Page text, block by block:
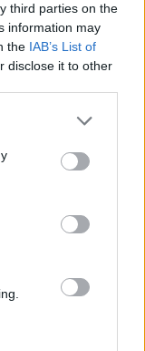
third parties on the
information may
the IAB’s List of
disclose it to other
00:00:30
kils iki